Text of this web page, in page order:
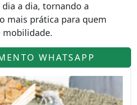
a dia, tornando a
mais prática para quem
mobilidade.
WHATSAPP